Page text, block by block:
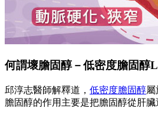
何謂壞膽固醇－低密度膽固醇
邱淳志醫師解釋道， 低密度膽固醇
膽固醇的作用主要是把膽固醇從肝臟